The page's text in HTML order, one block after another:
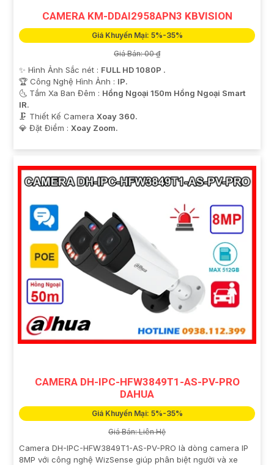
CAMERA KM-DDAI2958APN3 KBVISION
Giá Khuyến Mại: 5%-35%
Giá Bán: 00 ₫
✨ Hình Ảnh Sắc nét : FULL HD 1080P .
🏆 Công Nghệ Hình Ảnh : IP.
🌜 Tầm Xa Ban Đêm : Hồng Ngoại 150m Hồng Ngoại Smart
IR.
🗜️ Thiết Kế Camera Xoay 360.
️💎 Đặt Điểm : Xoay Zoom.
CAMERA DH-IPC-HFW3849T1-AS-PV-PRO
DAHUA
Giá Khuyến Mại: 5%-35%
Giá Bán: Liên Hệ
Camera DH-IPC-HFW3849T1-AS-PV-PRO là dòng camera IP
8MP với công nghệ WizSense giúp phân biệt người và xe